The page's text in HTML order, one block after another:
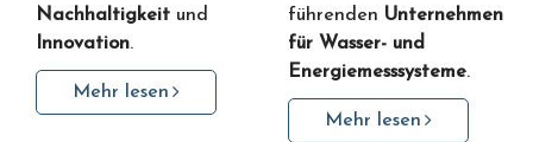
Nachhaltigkeit und
Innovation.
Mehr lesen
führenden Unternehmen
für Wasser- und
Energiemesssysteme.
Mehr lesen